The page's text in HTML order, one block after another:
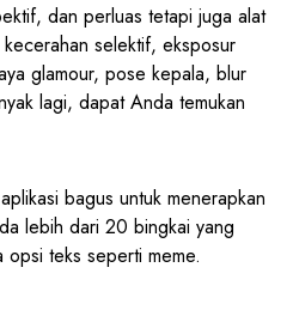
dan perluas tetapi juga alat
selektif, eksposur
glamour, pose kepala, blur
lagi, dapat Anda temukan
bagus untuk menerapkan
lebih dari 20 bingkai yang
teks seperti meme.